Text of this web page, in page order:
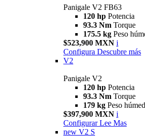
Panigale V2 FB63
120 hp Potencia
93.3 Nm Torque
175.5 kg Peso
$523,900 MXN i
Configura Descubre más
V2
Panigale V2
120 hp Potencia
93.3 Nm Torque
179 kg Peso
$397,900 MXN i
Configurar Lee Mas
new V2 S